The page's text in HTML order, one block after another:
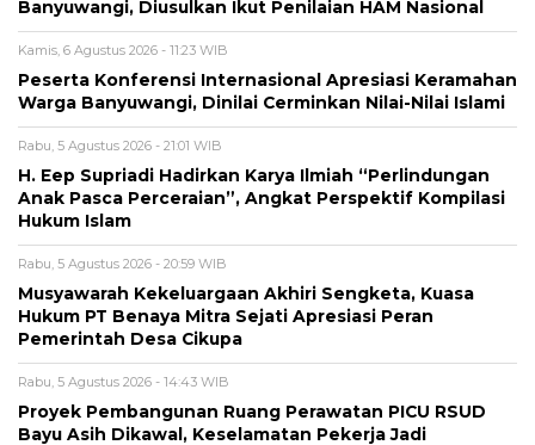
Banyuwangi, Diusulkan Ikut Penilaian HAM Nasional
Kamis, 6 Agustus 2026 - 11:23 WIB
Peserta Konferensi Internasional Apresiasi Keramahan
Warga Banyuwangi, Dinilai Cerminkan Nilai-Nilai Islami
Rabu, 5 Agustus 2026 - 21:01 WIB
H. Eep Supriadi Hadirkan Karya Ilmiah “Perlindungan
Anak Pasca Perceraian”, Angkat Perspektif Kompilasi
Hukum Islam
Rabu, 5 Agustus 2026 - 20:59 WIB
Musyawarah Kekeluargaan Akhiri Sengketa, Kuasa
Hukum PT Benaya Mitra Sejati Apresiasi Peran
Pemerintah Desa Cikupa
Rabu, 5 Agustus 2026 - 14:43 WIB
Proyek Pembangunan Ruang Perawatan PICU RSUD
Bayu Asih Dikawal, Keselamatan Pekerja Jadi